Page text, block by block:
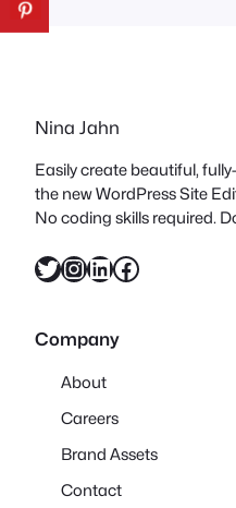
Nina Jahn
Easily create beautiful,
the new WordPress Site
No coding skills required.
Twitter InstagramLinkedIn Facebook
Company
About
Careers
Brand Assets
Contact